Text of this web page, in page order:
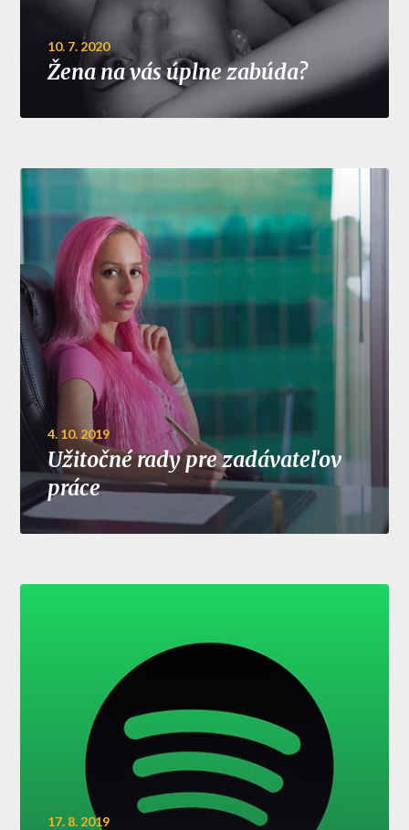
10. 7. 2020
Žena na vás úplne zabúda?
4. 10. 2019
Užitočné rady pre zadávateľov
práce
17. 8. 2019